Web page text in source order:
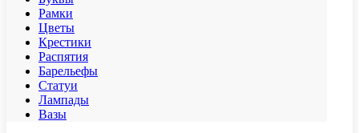
Рамки
Цветы
Крестики
Распятия
Барельефы
Статуи
Лампады
Вазы